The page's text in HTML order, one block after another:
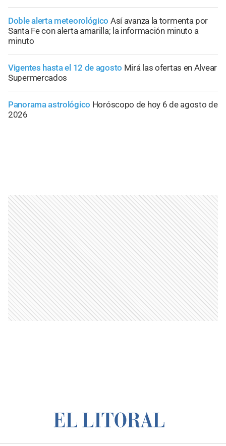
Doble alerta meteorológico Así avanza la tormenta por
Santa Fe con alerta amarilla; la información minuto a
minuto
Vigentes hasta el 12 de agosto Mirá las ofertas en Alvear
Supermercados
Panorama astrológico Horóscopo de hoy 6 de agosto de
2026